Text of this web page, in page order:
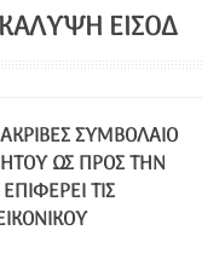
ΕΙΣΟΔ
ΣΥΜΒΌΛΑΙΟ Π
ΩΣ ΠΡΟΣ ΤΗΝ Α
ΤΙΣ Κ
Τ